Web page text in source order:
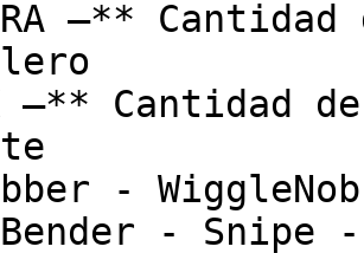
–**
–** Cantidad
-
Bender - Snipe